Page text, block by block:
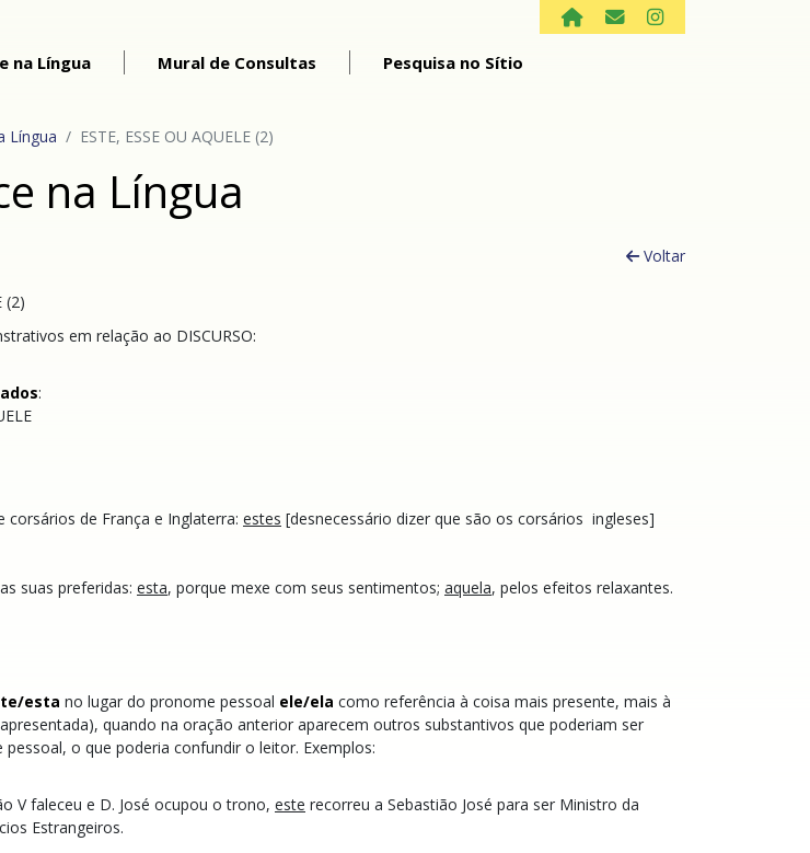
na Língua Mural de Consultas Pesquisa no Sítio
Língua ESTE, ESSE OU AQUELE (2)
na Língua
Voltar
(2)
em relação ao DISCURSO:
:
de França e Inglaterra: estes [desnecessário dizer que são os corsários ingleses]
suas preferidas: esta, porque mexe com seus sentimentos; aquela, pelos efeitos relaxantes.
esta no lugar do pronome pessoal ele/ela como referência à coisa mais presente, mais à
quando na oração anterior aparecem outros substantivos que poderiam ser
o que poderia confundir o leitor. Exemplos:
V faleceu e D. José ocupou o trono, este recorreu a Sebastião José para ser Ministro da
Estrangeiros.